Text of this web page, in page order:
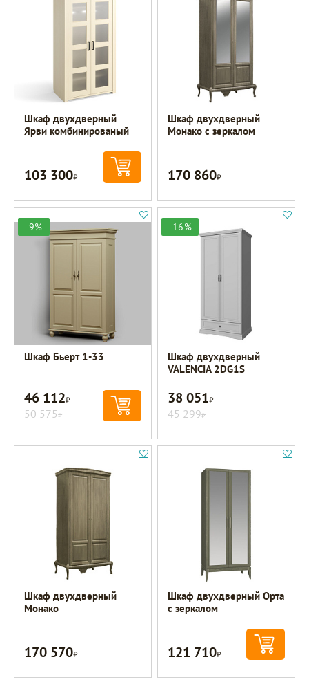
Шкаф двухдверный
Ярви комбинированый
103 300Р
Шкаф двухдверный
Монако с зеркалом
170 860Р
-9%
Шкаф Бьерт 1-33
46 112Р
50 575Р
-16%
Шкаф двухдверный
VALENCIA 2DG1S
38 051Р
45 299Р
Шкаф двухдверный
Монако
170 570Р
Шкаф двухдверный Орта
с зеркалом
121 710Р